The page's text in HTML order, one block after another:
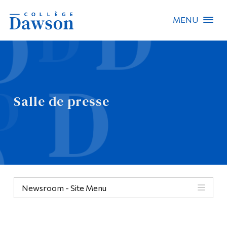
MENU
Salle de presse
Newsroom - Site Menu
Recherche sur le site
Recherche de personnes
EN
Omnivox
Liens rapides